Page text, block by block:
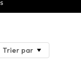
Trier par